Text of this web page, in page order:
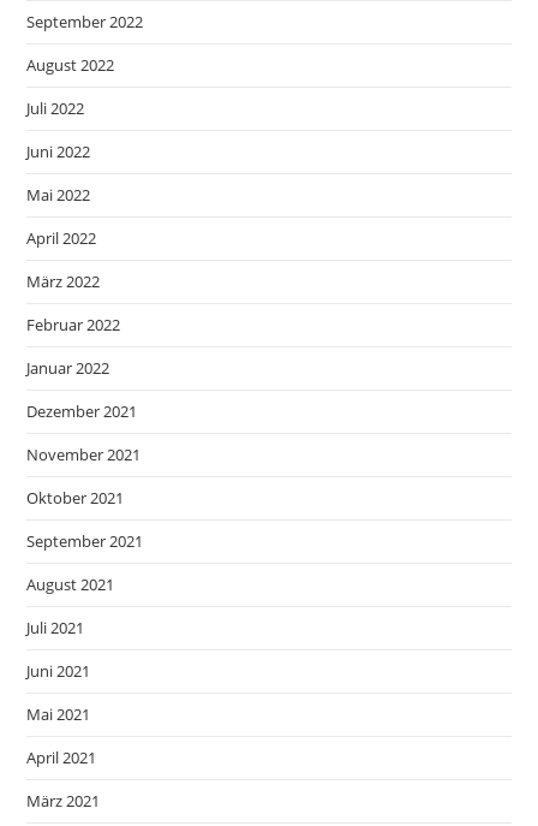
September 2022
August 2022
Juli 2022
Juni 2022
Mai 2022
April 2022
März 2022
Februar 2022
Januar 2022
Dezember 2021
November 2021
Oktober 2021
September 2021
August 2021
Juli 2021
Juni 2021
Mai 2021
April 2021
März 2021